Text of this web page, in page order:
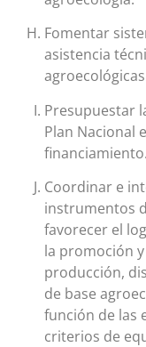
Fomentar
asistencia
Presupuestar
Plan Nacional
financiamiento.
Coordinar e
instrumentos
favorecer el
la promoción
producción,
de base
función de las
criterios de